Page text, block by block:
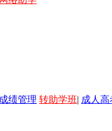
成绩管理 转助学班| 成人高